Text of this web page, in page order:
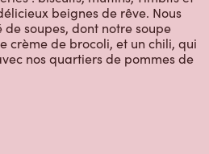
beignes de rêve. Nous
soupes, dont notre soupe
crème de brocoli, et un chili, qui
nos quartiers de pommes de